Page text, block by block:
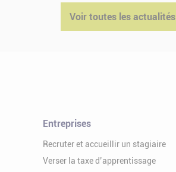
Voir toutes les actualités
Entreprises
Recruter et accueillir un stagiaire
Verser la taxe d’apprentissage